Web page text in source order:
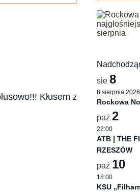
Kłusem z Blusem
sie 8
8 sierpnia
Rockowa
paź 2
22:00
ATB | THE
RZESZÓW
paź 10
18:00
KSU